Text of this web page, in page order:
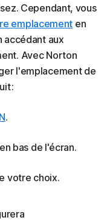
Cependant, vous
emplacement en
accédant aux
Avec Norton
l'emplacement de
:
.
en bas de l'écran.
votre choix.